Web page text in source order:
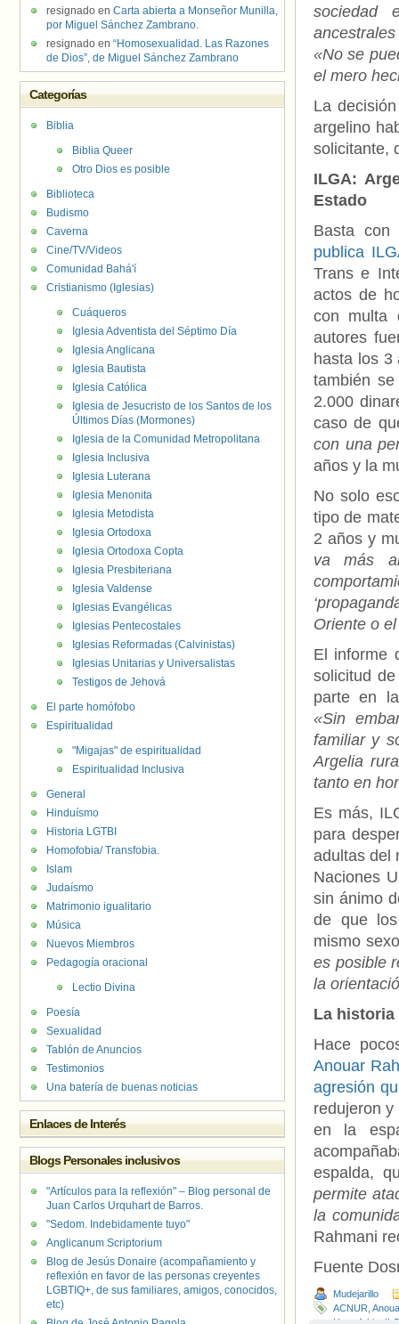
sociedad
«No se
el mero
La
argelino
solicitante,
ILGA:
Estado
Basta
publica
Trans e
actos de
con multa
autores
hasta los 3
también
2.000
caso de
con una
años y la
No solo
tipo de
2 años y
va más
Oriente o
El informe
solicitud
parte en
«Sin
familiar y
Argelia
tanto en
Es más,
para
adultas del
Naciones
sin ánimo
de que
mismo
es posible
la
La historia
Hace
Anouar
agresión
redujeron
en la
espalda,
permite
la
Rahmani
Fuente
Mudejarillo
ACNUR
resignado en Carta abierta a Monseñor Munilla,
por Miguel Sánchez Zambrano.
resignado en “Homosexualidad. Las Razones
de Dios”, de Miguel Sánchez Zambrano
Categorías
Biblia
Biblia Queer
Otro Dios es posible
Biblioteca
Budismo
Caverna
Cine/TV/Videos
Comunidad Bahá'í
Cristianismo (Iglesias)
Cuáqueros
Iglesia Adventista del Séptimo Día
Iglesia Anglicana
Iglesia Bautista
Iglesia Católica
Iglesia de Jesucristo de los Santos de los
Últimos Días (Mormones)
Iglesia de la Comunidad Metropolitana
Iglesia Inclusiva
Iglesia Luterana
Iglesia Menonita
Iglesia Metodista
Iglesia Ortodoxa
Iglesia Ortodoxa Copta
Iglesia Presbiteriana
Iglesia Valdense
Iglesias Evangélicas
Iglesias Pentecostales
Iglesias Reformadas (Calvinistas)
Iglesias Unitarias y Universalistas
Testigos de Jehová
El parte homófobo
Espiritualidad
"Migajas" de espiritualidad
Espiritualidad Inclusiva
General
Hinduísmo
Historia LGTBI
Homofobia/ Transfobia.
Islam
Judaísmo
Matrimonio igualitario
Música
Nuevos Miembros
Pedagogía oracional
Lectio Divina
Poesía
Sexualidad
Tablón de Anuncios
Testimonios
Una batería de buenas noticias
Enlaces de Interés
Blogs Personales inclusivos
"Artículos para la reflexión" – Blog personal de
Juan Carlos Urquhart de Barros.
"Sedom. Indebidamente tuyo"
Anglicanum Scriptorium
Blog de Jesús Donaire (acompañamiento y
reflexión en favor de las personas creyentes
LGBTIQ+, de sus familiares, amigos, conocidos,
etc)